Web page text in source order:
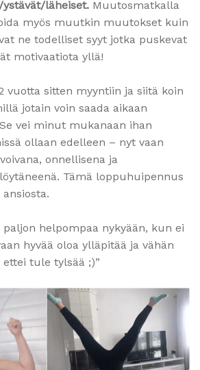
läheiset. Muutosmatkalla
myös muutkin muutokset kuin
ne todelliset syyt jotka puskevat
motivaatiota yllä!
vuotta sitten myyntiin ja siitä koin
jotain voin saada aikaan
vei minut mukanaan ihan
ollaan edelleen – nyt vaan
onnellisena ja
Tämä loppuhuipennus
paljon helpompaa nykyään, kun ei
hyvää oloa ylläpitää ja vähän
tule tylsää ;)”